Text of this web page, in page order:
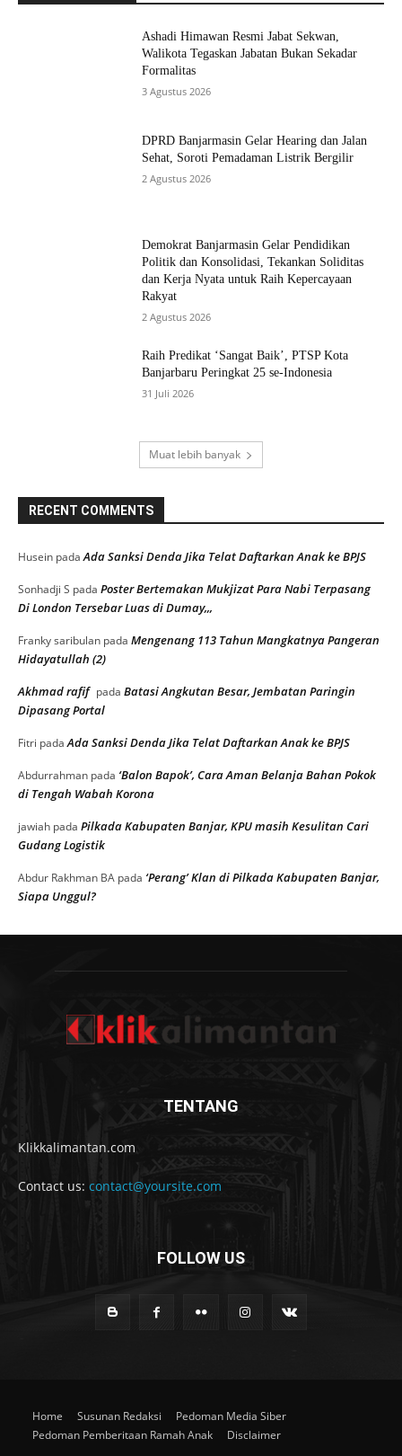
Ashadi Himawan Resmi Jabat Sekwan,
Walikota Tegaskan Jabatan Bukan Sekadar
Formalitas
3 Agustus 2026
DPRD Banjarmasin Gelar Hearing dan Jalan
Sehat, Soroti Pemadaman Listrik Bergilir
2 Agustus 2026
Demokrat Banjarmasin Gelar Pendidikan
Politik dan Konsolidasi, Tekankan Soliditas
dan Kerja Nyata untuk Raih Kepercayaan
Rakyat
2 Agustus 2026
Raih Predikat ‘Sangat Baik’, PTSP Kota
Banjarbaru Peringkat 25 se-Indonesia
31 Juli 2026
Muat lebih banyak
RECENT COMMENTS
Husein padaAda Sanksi Denda Jika Telat Daftarkan Anak ke BPJS
Sonhadji S pada Poster Bertemakan Mukjizat Para Nabi Terpasang
Di London Tersebar Luas di Dumay,,,
Franky saribulan pada Mengenang 113 Tahun Mangkatnya Pangeran
Hidayatullah (2)
Akhmad rafif pada Batasi Angkutan Besar, Jembatan Paringin
Dipasang Portal
Fitri padaAda Sanksi Denda Jika Telat Daftarkan Anak ke BPJS
Abdurrahman pada ‘Balon Bapok’, Cara Aman Belanja Bahan Pokok
di Tengah Wabah Korona
jawiah pada Pilkada Kabupaten Banjar, KPU masih Kesulitan Cari
Gudang Logistik
Abdur Rakhman BA pada ‘Perang’ Klan di Pilkada Kabupaten Banjar,
Siapa Unggul?
TENTANG
Klikkalimantan.com
Contact us: contact@yoursite.com
FOLLOW US
Home Susunan Redaksi
Pedoman Media Siber
Pedoman Pemberitaan Ramah Anak
Disclaimer